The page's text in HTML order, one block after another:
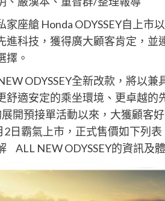
家座艙 Honda ODYSSEY自上
進科技，獲得廣大顧客肯定，
擇。
ODYSSEY全新改款，將以
舒適安定的乘坐環境、更卓越的
開預接單活動以來，大獲顧客
2日霸氣上市，正式售價如下列
ALL NEW ODYSSEY的資訊及